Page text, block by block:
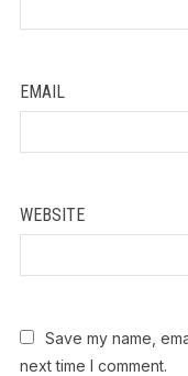
EMAIL
WEBSITE
Save my name,
next time I comment.